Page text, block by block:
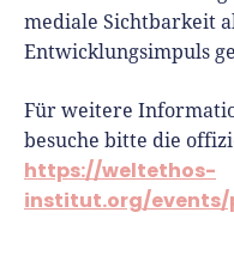
mediale Sichtbarkeit
Entwicklungsimpuls
Für weitere
besuche bitte die
https://weltethos-
institut.org/